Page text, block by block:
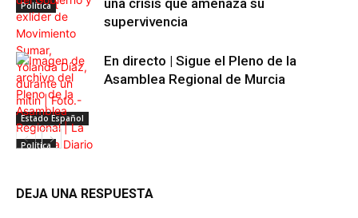
Política
Estado Español
una crisis que amenaza su
supervivencia
Política
En directo | Sigue el Pleno de la
Asamblea Regional de Murcia
DEJA UNA RESPUESTA